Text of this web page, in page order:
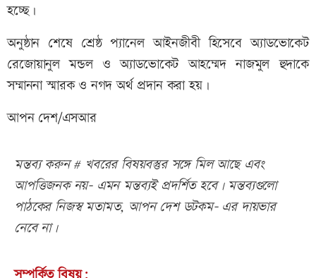
হচ্ছে।
অনুষ্ঠান শেষে শ্রেষ্ঠ প্যানেল আইনজীবী হিসেবে অ্যাডভোকেট
রেজোয়ানুল মন্ডল ও অ্যাডভোকেট আহম্মেদ নাজমুল হুদাকে
সম্মাননা স্মারক ও নগদ অর্থ প্রদান করা হয়।
আপন দেশ/এসআর
মন্তব্য করুন # খবরের বিষয়বস্তুর সঙ্গে মিল আছে এবং
আপত্তিজনক নয়- এমন মন্তব্যই প্রদর্শিত হবে। মন্তব্যগুলো
পাঠকের নিজস্ব মতামত, আপন দেশ ডটকম- এর দায়ভার
নেবে না।